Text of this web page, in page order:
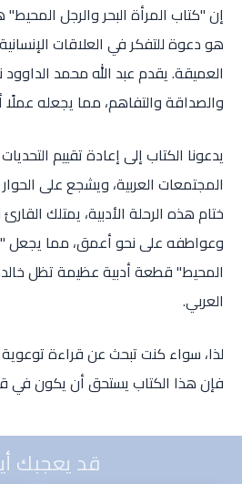
إن "كتاب المرأة البحر والرجل
هو دعوة للتفكر في العلاقات
العميقة. يقدم عبد الله محمد
والصداقة والتفاهم، مما يجعله عملًا
يدعونا الكتاب إلى إعادة تقييم
المجتمعات العربية، ويشجع على
ختام هذه الرحلة الأدبية، يمتلك
وعواطفه على نحو أعمق، مما يجعل
المحيط" قطعة أدبية عظيمة تظل
العربي.
لذا، سواء كنت تبحث عن قراءة
فإن هذا الكتاب يستحق أن يكون في
قد يعجبك